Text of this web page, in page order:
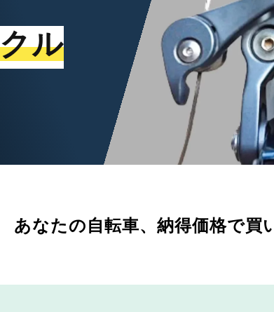
ル
あなたの自転車、 納得価格で買